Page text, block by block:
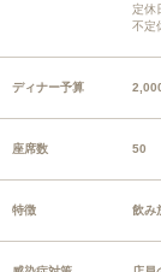
定休
不定
ディナー予算
座席数 50
特徴 飲み